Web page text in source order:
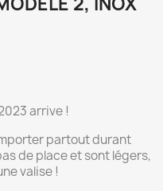
arrive !
partout durant
de place et sont légers,
valise !